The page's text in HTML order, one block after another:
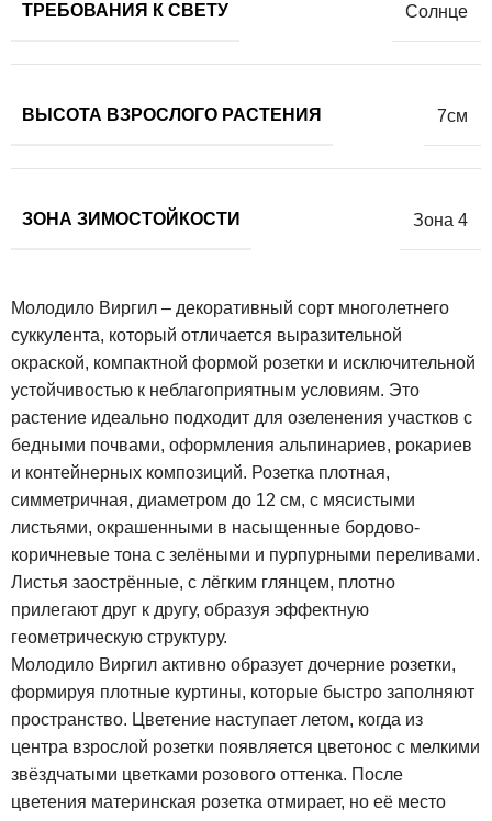
ТРЕБОВАНИЯ К СВЕТУ Солнце
ВЫСОТА ВЗРОСЛОГО РАСТЕНИЯ 7см
ЗОНА ЗИМОСТОЙКОСТИ Зона 4
Молодило Виргил – декоративный сорт многолетнего
суккулента, который отличается выразительной
окраской, компактной формой розетки и исключительной
устойчивостью к неблагоприятным условиям. Это
растение идеально подходит для озеленения участков с
бедными почвами, оформления альпинариев, рокариев
и контейнерных композиций. Розетка плотная,
симметричная, диаметром до 12 см, с мясистыми
листьями, окрашенными в насыщенные бордово-
коричневые тона с зелёными и пурпурными переливами.
Листья заострённые, с лёгким глянцем, плотно
прилегают друг к другу, образуя эффектную
геометрическую структуру.
Молодило Виргил активно образует дочерние розетки,
формируя плотные куртины, которые быстро заполняют
пространство. Цветение наступает летом, когда из
центра взрослой розетки появляется цветонос с мелкими
звёздчатыми цветками розового оттенка. После
цветения материнская розетка отмирает, но её место